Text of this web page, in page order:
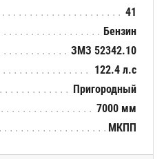
41
Бензин
ЗМЗ 52342.10
122.4 л.с
Пригородный
7000 мм
МКПП